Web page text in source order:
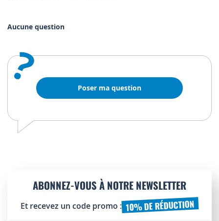
Aucune question
? Poser ma question
ABONNEZ-VOUS À NOTRE NEWSLETTER
Et recevez un code promo : 10% DE RÉDUCTION